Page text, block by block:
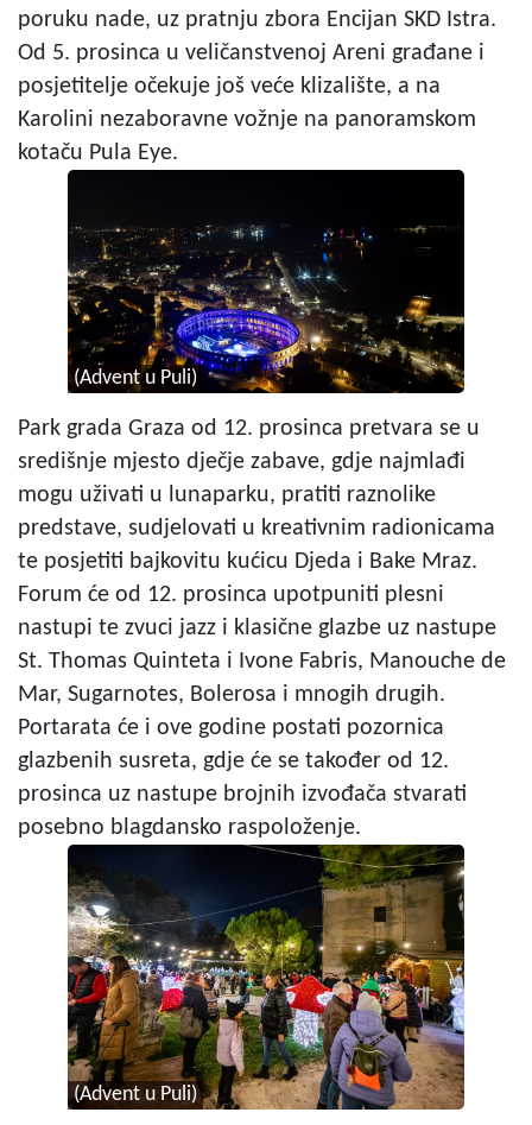
poruku nade, uz pratnju zbora Encijan SKD Istra.
Od 5. prosinca u veličanstvenoj Areni građane i
posjetitelje očekuje još veće klizalište, a na
Karolini nezaboravne vožnje na panoramskom
kotaču Pula Eye.
(Advent u Puli)
Park grada Graza od 12. prosinca pretvara se u
središnje mjesto dječje zabave, gdje najmlađi
mogu uživati u lunaparku, pratiti raznolike
predstave, sudjelovati u kreativnim radionicama
te posjetiti bajkovitu kućicu Djeda i Bake Mraz.
Forum će od 12. prosinca upotpuniti plesni
nastupi te zvuci jazz i klasične glazbe uz nastupe
St. Thomas Quinteta i Ivone Fabris, Manouche de
Mar, Sugarnotes, Bolerosa i mnogih drugih.
Portarata će i ove godine postati pozornica
glazbenih susreta, gdje će se također od 12.
prosinca uz nastupe brojnih izvođača stvarati
posebno blagdansko raspoloženje.
(Advent u Puli)